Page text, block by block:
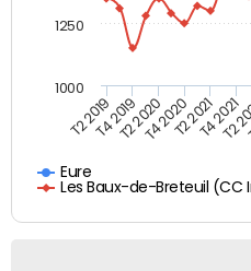
Eure
Les Baux-de-Breteuil (CC
T2 2019T4 2019T2 2020T4 2020T2 2021T4 2021
T2
1000
1250